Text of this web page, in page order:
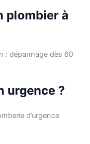
plombier à
: dépannage dès 60
urgence ?
d’urgence